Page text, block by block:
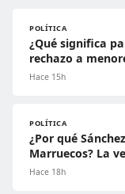
POLÍTICA
¿Qué significa
rechazo a
Hace 15h
POLÍTICA
¿Por qué
Marruecos? La
Hace 18h